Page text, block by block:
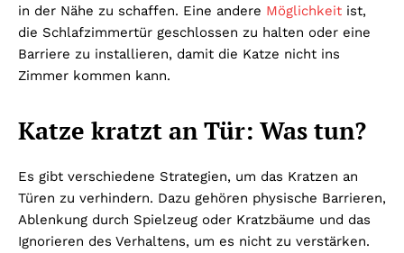
in der Nähe zu schaffen. Eine andere Möglichkeit ist,
die Schlafzimmertür geschlossen zu halten oder eine
Barriere zu installieren, damit die Katze nicht ins
Zimmer kommen kann.
Katze kratzt an Tür: Was tun?
Es gibt verschiedene Strategien, um das Kratzen an
Türen zu verhindern. Dazu gehören physische Barrieren,
Ablenkung durch Spielzeug oder Kratzbäume und das
Ignorieren des Verhaltens, um es nicht zu verstärken.